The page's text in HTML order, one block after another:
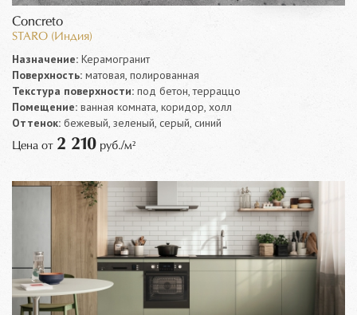
Concreto
STARO (Индия)
Назначение: Керамогранит
Поверхность: матовая, полированная
Текстура поверхности: под бетон, терраццо
Помещение: ванная комната, коридор, холл
Оттенок: бежевый, зеленый, серый, синий
Цена от 2 210 руб./м²